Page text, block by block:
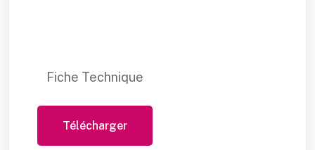
Fiche Technique
Télécharger